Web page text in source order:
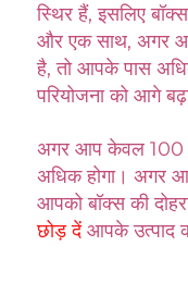
स्थिर हैं, इसलिए
और एक साथ, अगर
है, तो आपके पास
परियोजना को आगे
अगर आप केवल 100
अधिक होगा। अगर
छोड़ दें आपके उत्पाद